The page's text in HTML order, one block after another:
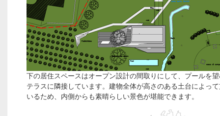
下の居住スペースはオープン設計の間取りにして、プールを
テラスに隣接しています。建物全体が高さのある土台によっ
いるため、内側からも素晴らしい景色が堪能できます。